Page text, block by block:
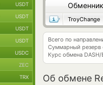
Обменник
TroyChange
Всего по
Суммарный резерв
Курс обмена DASH/
Об обмене
USDT
USDT
USDT
USDT
USDC
ZEC
TRX